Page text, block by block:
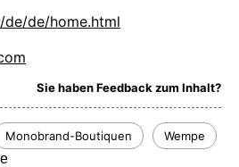
de/home.html
Sie haben Feedback zum Inhalt?
Monobrand-Boutiquen Wempe